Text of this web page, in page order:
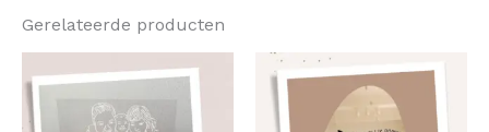
Gerelateerde producten